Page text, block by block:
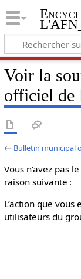
Voir la
officiel de
← Bulletin municipal
Vous n’avez pas
raison suivante :
L’action que vous
utilisateurs du